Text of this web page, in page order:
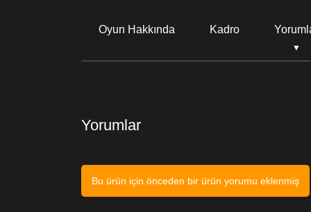
Oyun Hakkında Kadro
Yorumlar
Bu ürün için önceden bir ürün yorumu eklenmiş